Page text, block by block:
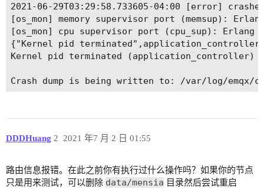
2021-06-29T03:29:58.733605-04:00 [error]
[os_mon] memory supervisor port (memsup):
[os_mon] cpu supervisor port (cpu_sup): Erlang
{"Kernel pid
Kernel pid terminated (application_controller)
DDDHuang 2021 年7 月 2 日 01:55
2
路由信息报错。在此之前你有执行过什么操作吗？如果你的节点
只是用来测试，可以删除 data/mensia 目录然后尝试重启